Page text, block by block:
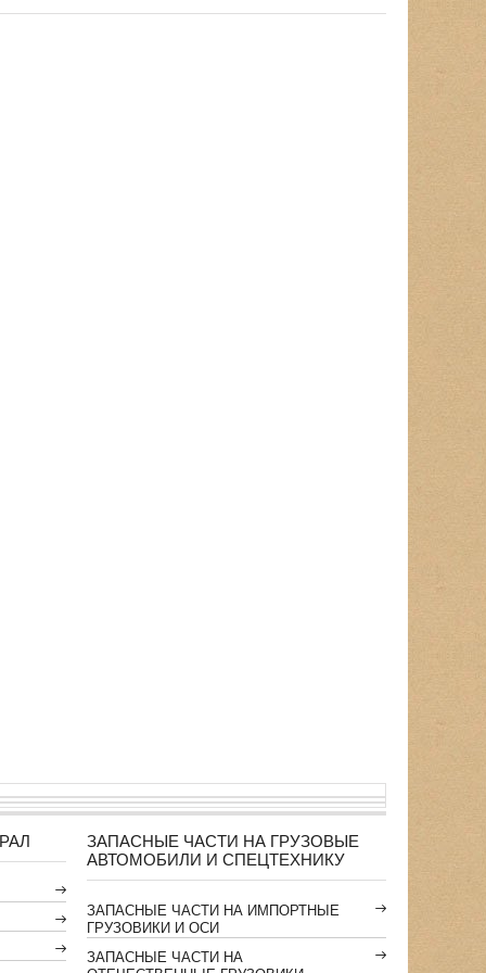
ЗАПАСНЫЕ ЧАСТИ НА ГРУЗОВЫЕ
АВТОМОБИЛИ И СПЕЦТЕХНИКУ
ЗАПАСНЫЕ ЧАСТИ НА ИМПОРТНЫЕ
ГРУЗОВИКИ И ОСИ
ЗАПАСНЫЕ ЧАСТИ НА